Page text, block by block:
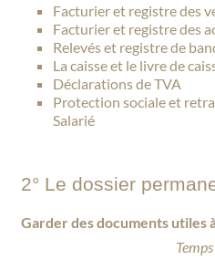
Facturier et registre des
Facturier et registre des
Relevés et registre de
La caisse et le livre de
Déclarations de TVA
Protection sociale et
Salarié
2° Le dossier
Garder des documents utiles